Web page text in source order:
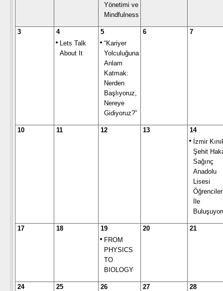
Yönetimi ve
Mindfulness
3
4
Lets Talk
About It
5
“Kariyer
Yolculuğuna
Anlam
Katmak:
Nerden
Başlıyoruz,
Nereye
Gidiyoruz?”
6 7
10 11 12 13
14
İzmir
Şehit
Sağınç
Anadolu
Lisesi
İle
17 18
19
FROM
PHYSICS
TO
BIOLOGY
20 21
24 25 26 27
28